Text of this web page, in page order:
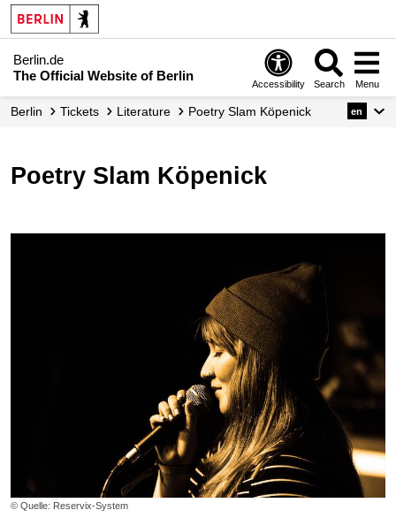
Berlin.de
The Official Website of Berlin
Accessibility Search Menu
Berlin Tickets Literature Poetry Slam Köpenick en
Poetry Slam Köpenick
© Quelle: Reservix-System